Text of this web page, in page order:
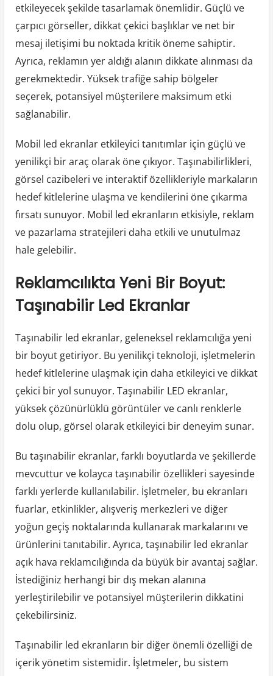
etkileyecek şekilde tasarlamak önemlidir. Güçlü ve
çarpıcı görseller, dikkat çekici başlıklar ve net bir
mesaj iletişimi bu noktada kritik öneme sahiptir.
Ayrıca, reklamın yer aldığı alanın dikkate alınması da
gerekmektedir. Yüksek trafiğe sahip bölgeler
seçerek, potansiyel müşterilere maksimum etki
sağlanabilir.
Mobil led ekranlar etkileyici tanıtımlar için güçlü ve
yenilikçi bir araç olarak öne çıkıyor. Taşınabilirlikleri,
görsel cazibeleri ve interaktif özellikleriyle markaların
hedef kitlelerine ulaşma ve kendilerini öne çıkarma
fırsatı sunuyor. Mobil led ekranların etkisiyle, reklam
ve pazarlama stratejileri daha etkili ve unutulmaz
hale gelebilir.
Reklamcılıkta Yeni Bir Boyut:
Taşınabilir Led Ekranlar
Taşınabilir led ekranlar, geleneksel reklamcılığa yeni
bir boyut getiriyor. Bu yenilikçi teknoloji, işletmelerin
hedef kitlelerine ulaşmak için daha etkileyici ve dikkat
çekici bir yol sunuyor. Taşınabilir LED ekranlar,
yüksek çözünürlüklü görüntüler ve canlı renklerle
dolu olup, görsel olarak etkileyici bir deneyim sunar.
Bu taşınabilir ekranlar, farklı boyutlarda ve şekillerde
mevcuttur ve kolayca taşınabilir özellikleri sayesinde
farklı yerlerde kullanılabilir. İşletmeler, bu ekranları
fuarlar, etkinlikler, alışveriş merkezleri ve diğer
yoğun geçiş noktalarında kullanarak markalarını ve
ürünlerini tanıtabilir. Ayrıca, taşınabilir led ekranlar
açık hava reklamcılığında da büyük bir avantaj sağlar.
İstediğiniz herhangi bir dış mekan alanına
yerleştirilebilir ve potansiyel müşterilerin dikkatini
çekebilirsiniz.
Taşınabilir led ekranların bir diğer önemli özelliği de
içerik yönetim sistemidir. İşletmeler, bu sistem